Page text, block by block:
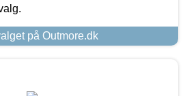
på Outmore.dk